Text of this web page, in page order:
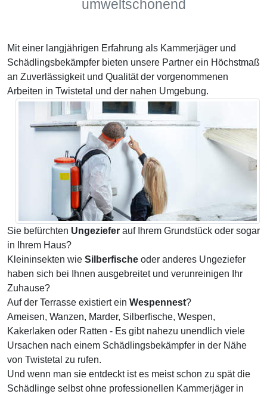
umweltschonend
Mit einer langjährigen Erfahrung als Kammerjäger und
Schädlingsbekämpfer bieten unsere Partner ein Höchstmaß
an Zuverlässigkeit und Qualität der vorgenommenen
Arbeiten in Twistetal und der nahen Umgebung.
Sie befürchten Ungeziefer auf Ihrem Grundstück oder sogar
in Ihrem Haus?
Kleininsekten wie Silberfische oder anderes Ungeziefer
haben sich bei Ihnen ausgebreitet und verunreinigen Ihr
Zuhause?
Auf der Terrasse existiert ein Wespennest?
Ameisen, Wanzen, Marder, Silberfische, Wespen,
Kakerlaken oder Ratten - Es gibt nahezu unendlich viele
Ursachen nach einem Schädlingsbekämpfer in der Nähe
von Twistetal zu rufen.
Und wenn man sie entdeckt ist es meist schon zu spät die
Schädlinge selbst ohne professionellen Kammerjäger in